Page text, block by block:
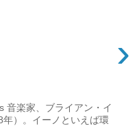
›
音楽家、ブライアン・イ
）。イーノといえば環